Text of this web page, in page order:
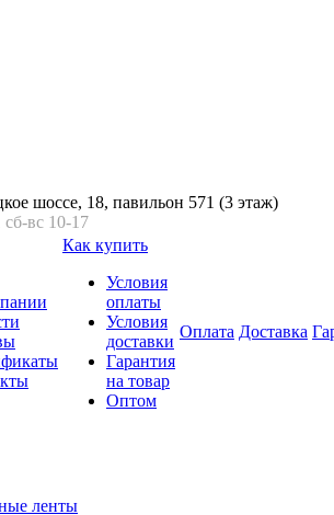
шоссе, 18, павильон 571 (3 этаж)
вс 10-17
Как купить
Условия
оплаты
Условия
доставки
Гарантия
на товар
Оптом
Оплата Доставка